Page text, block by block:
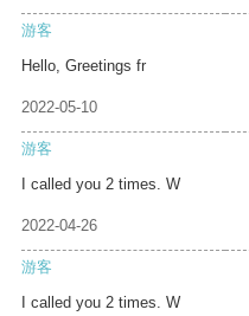
游客
Hello, Greetings fr
2022-05-10
游客
I called you 2 times. W
2022-04-26
游客
I called you 2 times. W